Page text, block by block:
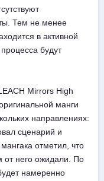
Тем не менее
в активной
будут
Mirrors High
манги
направлениях:
сценарий и
отметил, что
от него ожидали. По
намеренно